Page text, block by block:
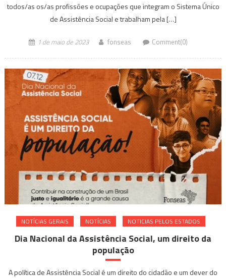
todos/as os/as profissões e ocupações que integram o Sistema Único
de Assistência Social e trabalham pela […]
1 de maio de 2023 fonseas Comment(0)
NOTÍ­CIAS GERAIS NOTÍCIAS NOTICIAS PELOS ESTADOS
Dia Nacional da Assistência Social, um direito da
população
A política de Assistência Social é um direito do cidadão e um dever do